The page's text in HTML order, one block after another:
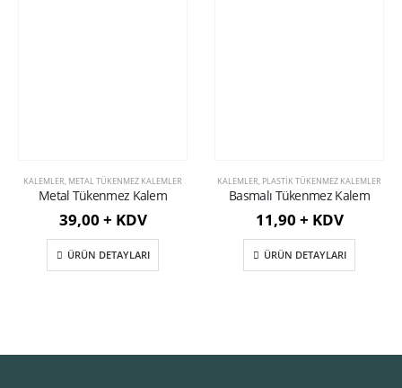
KALEMLER, METAL TÜKENMEZ KALEMLER
Metal Tükenmez Kalem
39,00 + KDV
ÜRÜN DETAYLARI
KALEMLER, PLASTIK TÜKENMEZ KALEMLER
Basmalı Tükenmez Kalem
11,90 + KDV
ÜRÜN DETAYLARI